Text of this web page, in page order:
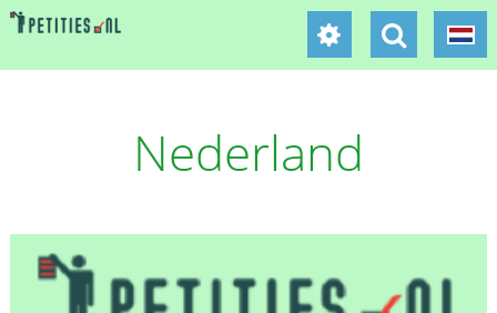
Nederland